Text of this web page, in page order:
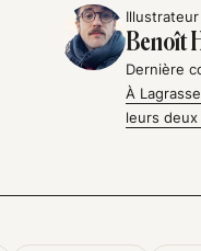
Illustrateur
Benoît
Dernière
À
leurs